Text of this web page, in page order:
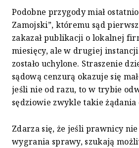
Podobne przygody miał
Zamojski”, któremu sąd
zakazał publikacji o lokalnej
miesięcy, ale w drugiej
zostało uchylone. Straszenie
sądową cenzurą okazuje się
jeśli nie od razu, to w trybie
sędziowie zwykle takie żądania
Zdarza się, że jeśli prawnicy
wygrania sprawy, szukają